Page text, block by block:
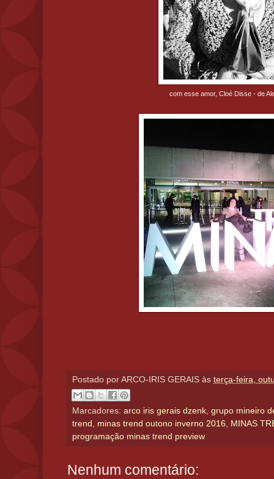
com esse amor, Cloé Disse - de
Postado por ARCO-IRIS GERAIS às terça-feira,
Marcadores: arco iris gerais dzenk, grupo mineiro
trend , minas trend outono inverno 2016, MINAS
programação minas trend preview
Nenhum comentário: